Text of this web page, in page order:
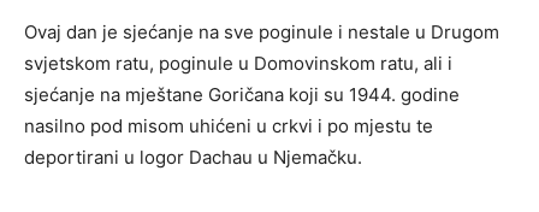
Ovaj dan je sjećanje na sve poginule i nestale u Drugom
svjetskom ratu, poginule u Domovinskom ratu, ali i
sjećanje na mještane Goričana koji su 1944. godine
nasilno pod misom uhićeni u crkvi i po mjestu te
deportirani u logor Dachau u Njemačku.